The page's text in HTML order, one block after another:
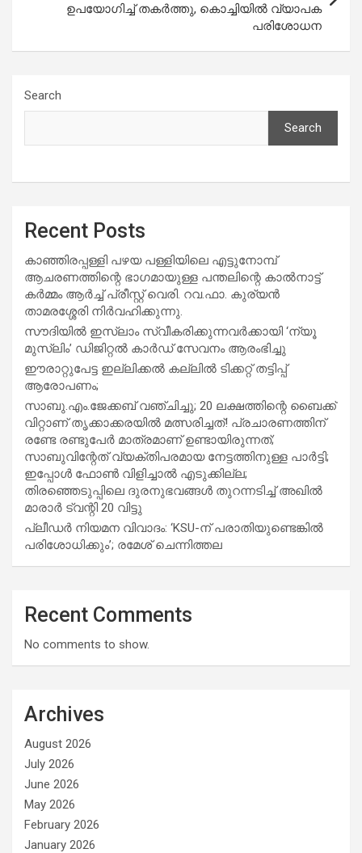
ഉപയോഗിച്ച് തകര്‍ത്തു, കൊച്ചിയിൽ വ്യാപക
പരിശോധന
Search
Search
Recent Posts
കാഞ്ഞിരപ്പള്ളി പഴയ പള്ളിയിലെ എട്ടുനോമ്പ്
ആചരണത്തിന്റെ ഭാഗമായുള്ള പന്തലിന്റെ കാൽനാട്ട്
കർമ്മം ആർച്ച് പ്രീസ്റ്റ് വെരി. റവ.ഫാ. കുര്യൻ
താമരശ്ശേരി നിർവഹിക്കുന്നു.
സൗദിയില്‍ ഇസ്‌ലാം സ്വീകരിക്കുന്നവര്‍ക്കായി ‘ന്യൂ
മുസ്ലിം’ ഡിജിറ്റല്‍ കാര്‍ഡ് സേവനം ആരംഭിച്ചു
ഈരാറ്റുപേട്ട ഇല്ലിക്കൽ കല്ലിൽ ടിക്കറ്റ് തട്ടിപ്പ്
ആരോപണം;
സാബു.എം.ജേക്കബ് വഞ്ചിച്ചു; 20 ലക്ഷത്തിന്റെ ബൈക്ക്
വിറ്റാണ് തൃക്കാക്കരയില്‍ മത്സരിച്ചത്! പ്രചാരണത്തിന്
രണ്ടേ രണ്ടുപേര്‍ മാത്രമാണ് ഉണ്ടായിരുന്നത്;
സാബുവിന്റേത് വ്യക്തിപരമായ നേട്ടത്തിനുള്ള പാര്‍ട്ടി;
ഇപ്പോള്‍ ഫോണ്‍ വിളിച്ചാല്‍ എടുക്കില്ല;
തിരഞ്ഞെടുപ്പിലെ ദുരനുഭവങ്ങള്‍ തുറന്നടിച്ച് അഖില്‍
മാരാര്‍ ട്വന്റി 20 വിട്ടു
പ്ലീഡർ നിയമന വിവാദം: ‘KSU-ന് പരാതിയുണ്ടെങ്കിൽ
പരിശോധിക്കും’; രമേശ് ചെന്നിത്തല
Recent Comments
No comments to show.
Archives
August 2026
July 2026
June 2026
May 2026
February 2026
January 2026